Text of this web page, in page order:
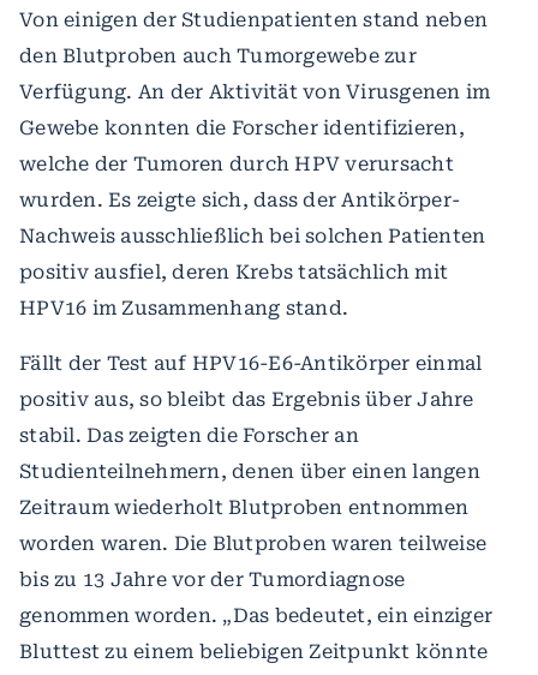
Von einigen der Studienpatienten stand neben
den Blutproben auch Tumorgewebe zur
Verfügung. An der Aktivität von Virusgenen im
Gewebe konnten die Forscher identifizieren,
welche der Tumoren durch HPV verursacht
wurden. Es zeigte sich, dass der Antikörper-
Nachweis ausschließlich bei solchen Patienten
positiv ausfiel, deren Krebs tatsächlich mit
HPV16 im Zusammenhang stand.
Fällt der Test auf HPV16-E6-Antikörper einmal
positiv aus, so bleibt das Ergebnis über Jahre
stabil. Das zeigten die Forscher an
Studienteilnehmern, denen über einen langen
Zeitraum wiederholt Blutproben entnommen
worden waren. Die Blutproben waren teilweise
bis zu 13 Jahre vor der Tumordiagnose
genommen worden. „Das bedeutet, ein einziger
Bluttest zu einem beliebigen Zeitpunkt könnte